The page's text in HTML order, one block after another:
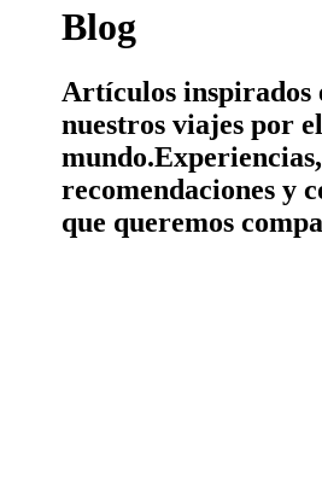
Blog
Artículos inspirados
nuestros viajes por el
mundo.Experiencias,
recomendaciones y
que queremos